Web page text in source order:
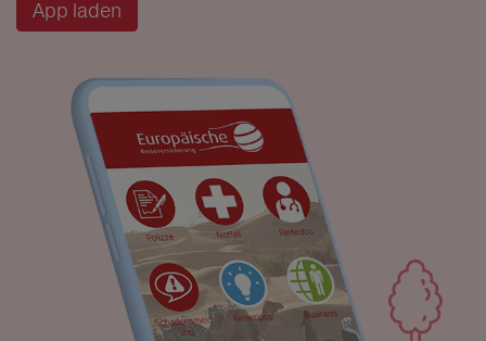
App laden